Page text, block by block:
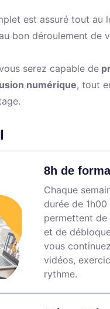
est assuré tout
bon déroulement de
serez capable de
numérique, tout
8h de
Chaque
durée de
permettent
et de
vous
vidéos,
rythme.